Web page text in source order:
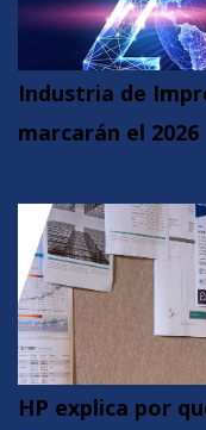
Industria de
marcarán el 2026
HP explica por